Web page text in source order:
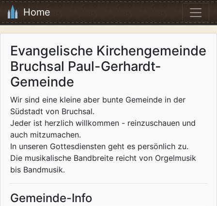
Home
Evangelische Kirchengemeinde
Bruchsal Paul-Gerhardt-
Gemeinde
Wir sind eine kleine aber bunte Gemeinde in der
Südstadt von Bruchsal.
Jeder ist herzlich willkommen - reinzuschauen und
auch mitzumachen.
In unseren Gottesdiensten geht es persönlich zu.
Die musikalische Bandbreite reicht von Orgelmusik
bis Bandmusik.
Gemeinde-Info